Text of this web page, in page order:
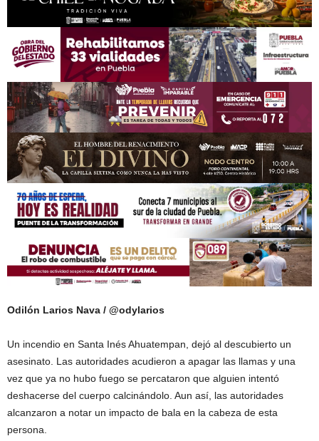
Odilón Larios Nava / @odylarios
Un incendio en Santa Inés Ahuatempan, dejó al descubierto un
asesinato. Las autoridades acudieron a apagar las llamas y una
vez que ya no hubo fuego se percataron que alguien intentó
deshacerse del cuerpo calcinándolo. Aun así, las autoridades
alcanzaron a notar un impacto de bala en la cabeza de esta
persona.